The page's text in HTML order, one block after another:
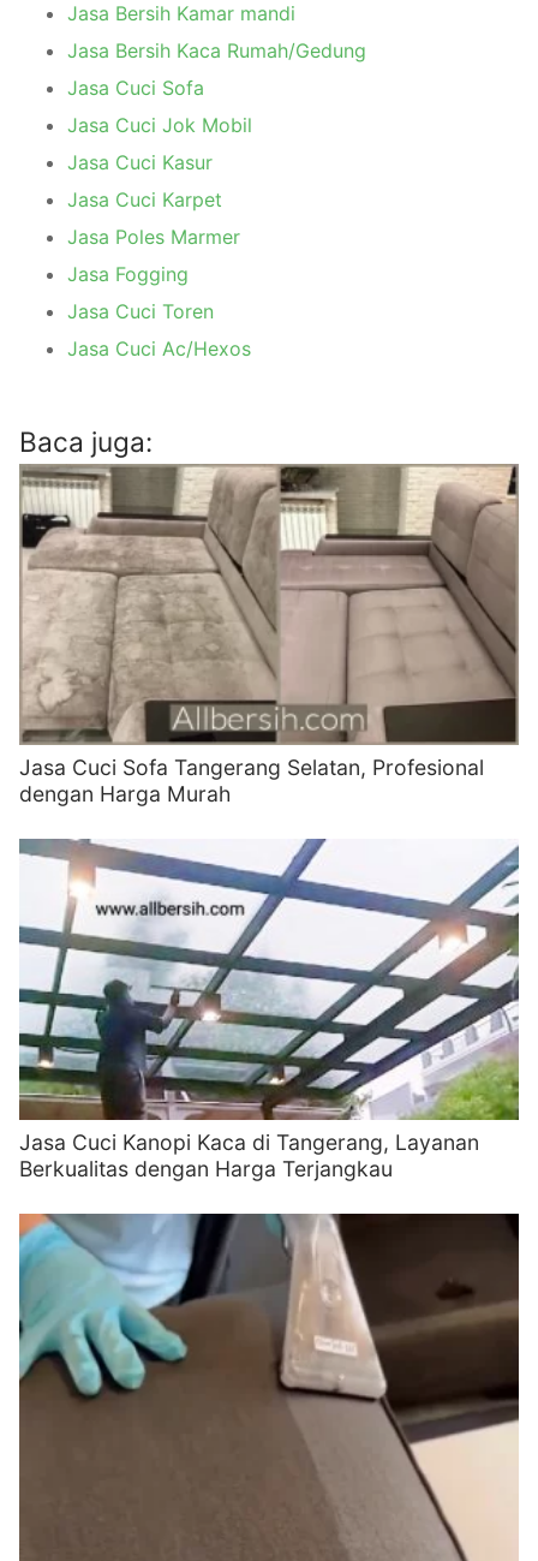
Jasa Bersih Kamar mandi
Jasa Bersih Kaca Rumah/Gedung
Jasa Cuci Sofa
Jasa Cuci Jok Mobil
Jasa Cuci Kasur
Jasa Cuci Karpet
Jasa Poles Marmer
Jasa Fogging
Jasa Cuci Toren
Jasa Cuci Ac/Hexos
Baca juga:
Jasa Cuci Sofa Tangerang Selatan, Profesional
dengan Harga Murah
Jasa Cuci Kanopi Kaca di Tangerang, Layanan
Berkualitas dengan Harga Terjangkau